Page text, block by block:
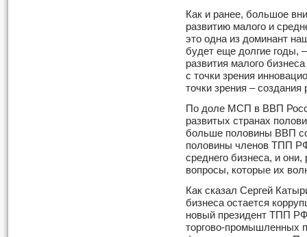
Как и ранее, большое
развитию малого и
это одна из доминант
будет еще долгие годы,
развития малого
с точки зрения
точки зрения – создания
По доле МСП в ВВП
развитых странах
больше половины ВВП
половины членов ТПП РФ
среднего бизнеса, и
вопросы, которые их
Как сказал Сергей
бизнеса остается
новый президент ТПП
торгово-промышленных